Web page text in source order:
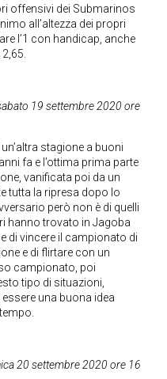
offensivi dei Submarinos
all’altezza dei propri
l’1 con handicap, anche
19 settembre 2020 ore
stagione a buoni
fa e l’ottima prima parte
vanificata poi da un
tutta la ripresa dopo lo
però non è di quelli
hanno trovato in Jagoba
di vincere il campionato di
e di flirtare con un
campionato, poi
tipo di situazioni,
una buona idea
20 settembre 2020 ore 16